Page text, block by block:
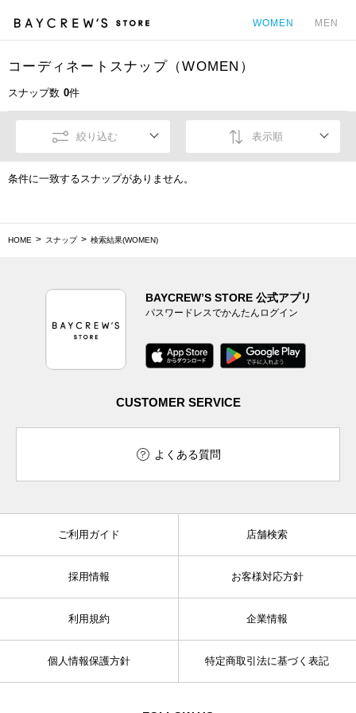
WOMEN MEN
コーディネートスナップ（WOMEN）
スナップ数 0件
絞り込む 表示順
条件に一致するスナップがありません。
HOME スナップ 検索結果(WOMEN)
BAYCREW’S STORE 公式アプリ
パスワードレスでかんたんログイン
CUSTOMER SERVICE
よくある質問
ご利用ガイド 店舗検索
採用情報 お客様対応方針
利用規約 企業情報
個人情報保護方針 特定商取引法に基づく表記